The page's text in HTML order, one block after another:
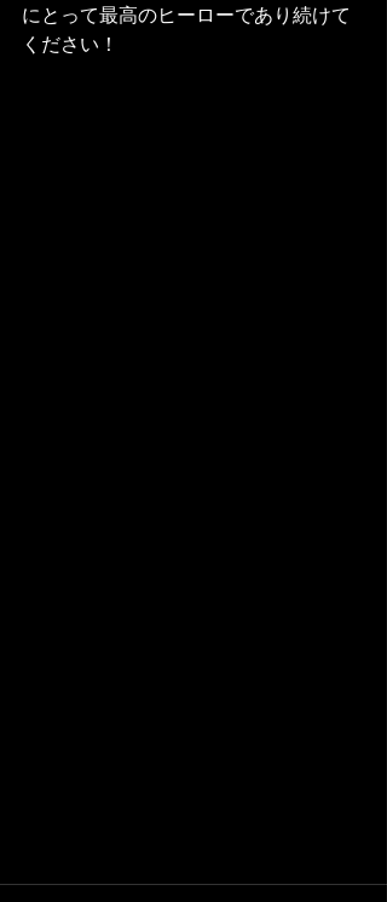
にとって最高のヒーローであり続けて
ください！